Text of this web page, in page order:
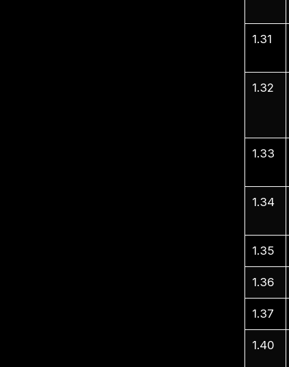
1.31
1.32
1.33
1.34
1.35
1.36
1.37
1.40